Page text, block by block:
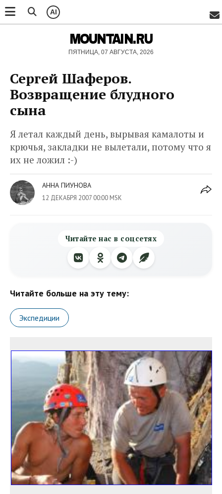
AI
MOUNTAIN.RU
ПЯТНИЦА, 07 АВГУСТА, 2026
Сергей Шаферов.
Возвращение блудного
сына
Я летал каждый день, вырывая камалоты и
крючья, закладки не вылетали, потому что я
их не ложил :-)
АННА ПИУНОВА
12 ДЕКАБРЯ 2007 00:00 MSK
Читайте нас в соцсетях
Читайте больше на эту тему:
Экспедиции